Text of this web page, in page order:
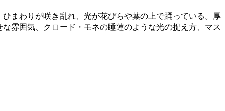
まわりが咲き乱れ、光が花びらや葉の上で踊っている。厚
雰囲気、クロード・モネの睡蓮のような光の捉え方、マス